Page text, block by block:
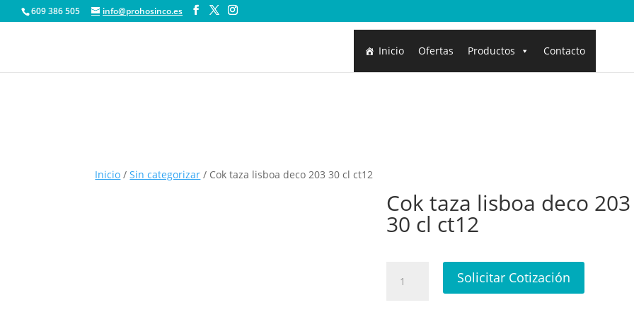
609 386 505 info@prohosinco.es
Inicio Ofertas Productos Contacto
Inicio /Sin categorizar / Cok taza lisboa deco 203 30 cl ct12
Cok taza lisboa deco 203
30 cl ct12
taza
Solicitar Cotización